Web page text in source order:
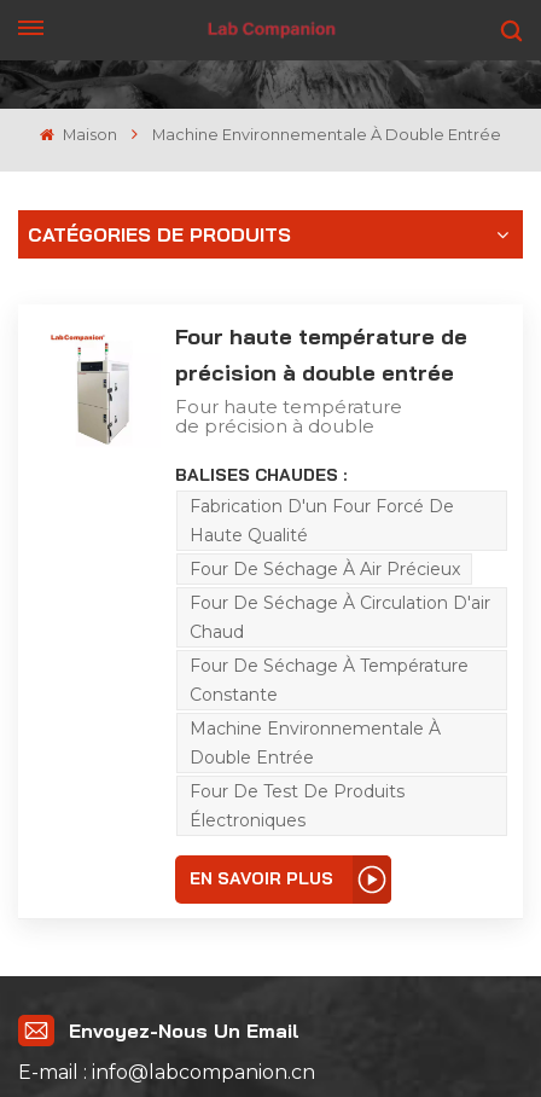
OBTENEZ UN DEVIS
Maison Machine Environnementale À Double Entrée
CATÉGORIES DE PRODUITS
Four haute température de
précision à double entrée
Four haute température
de précision à double
entreprises industrielles
et minières, les
laboratoires, les unités de
recherche scientifique
pour le séchage, la
cuisson, la fonte de la
cire, la stérilisation, etc. La
boîte de test de contrôle
de température
indépendante à deux
couches utilise deux
systèmes de contrôle
pour contrôler
indépendamment le
système de température
de chacun. corps de la
faciliter la comparaison
entre les échantillons.
L'équipement présente
également les
caractéristiques
d'économiser de
l'espace et des coûts.
en plastique, les
matériaux métalliques,
les pièces automobiles,
l'aérospatiale, la
BALISES CHAUDES :
Fabrication D'un Four Forcé De
Haute Qualité
Four De Séchage À Air Précieux
Four De Séchage À Circulation D'air
Chaud
Four De Séchage À Température
Constante
Machine Environnementale À
Double Entrée
Four De Test De Produits
Électroniques
EN SAVOIR PLUS
Envoyez-Nous Un Email
E-mail : info@labcompanion.cn